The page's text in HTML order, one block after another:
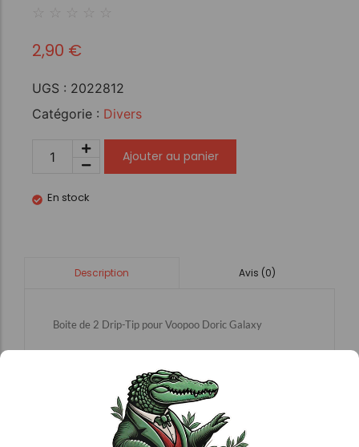
☆ ☆ ☆ ☆ ☆
2,90 €
UGS : 2022812
Catégorie : Divers
Ajouter au panier
En stock
Description Avis (0)
Boite de 2 Drip-Tip pour Voopoo Doric Galaxy